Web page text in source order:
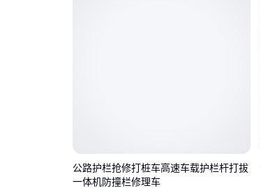
公路护栏抢修打桩车高速车载护栏杆打拔
一体机防撞栏修理车